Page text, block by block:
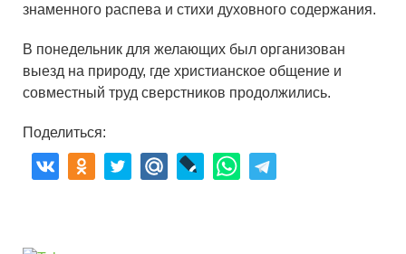
знаменного распева и стихи духовного содержания.
В понедельник для желающих был организован
выезд на природу, где христианское общение и
совместный труд сверстников продолжились.
Поделиться: